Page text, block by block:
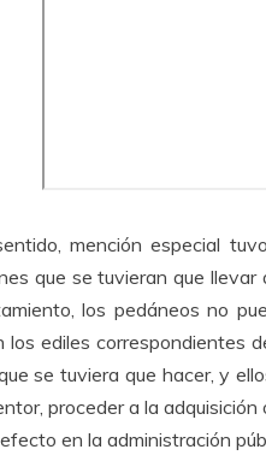
mención especial
que se tuvieran que
los pedáneos no
los ediles correspondientes
se tuviera que hacer, y
proceder a la
en la administración